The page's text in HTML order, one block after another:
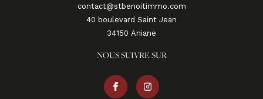
contact@stbenoitimmo.com
40 boulevard Saint Jean
34150
aniane
NOUS SUIVRE SUR